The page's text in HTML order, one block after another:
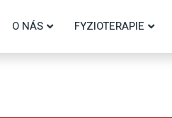
O NÁS FYZIOTERAPIE